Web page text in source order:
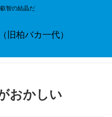
智の結晶だ
旧柏バカ一代）
おかしい